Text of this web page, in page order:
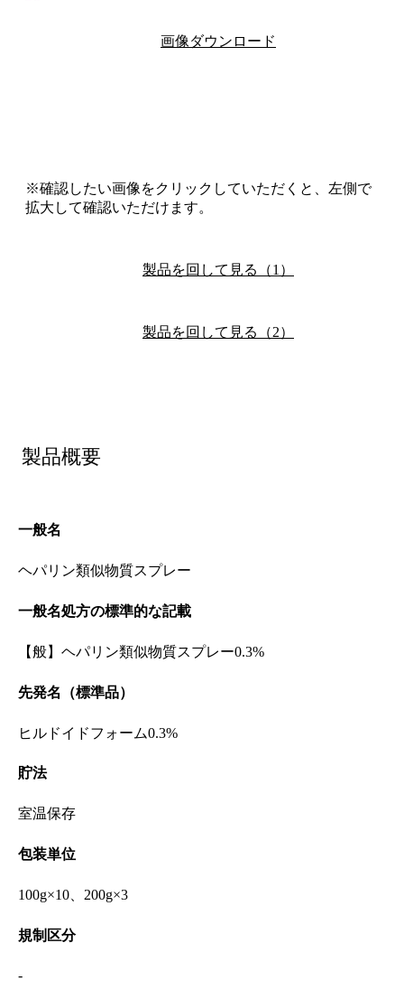
画像ダウンロード
※確認したい画像をクリックしていただくと、左側で
拡大して確認いただけます。
製品を回して見る（1）
製品を回して見る（2）
製品概要
一般名
ヘパリン類似物質スプレー
一般名処方の標準的な記載
【般】ヘパリン類似物質スプレー0.3%
先発名（標準品）
ヒルドイドフォーム0.3%
貯法
室温保存
包装単位
100g×10、200g×3
規制区分
-